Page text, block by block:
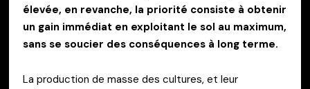
élevée, en revanche, la priorité consiste à obtenir
un gain immédiat en exploitant le sol au maximum,
sans se soucier des conséquences à long terme.
La production de masse des cultures, et leur